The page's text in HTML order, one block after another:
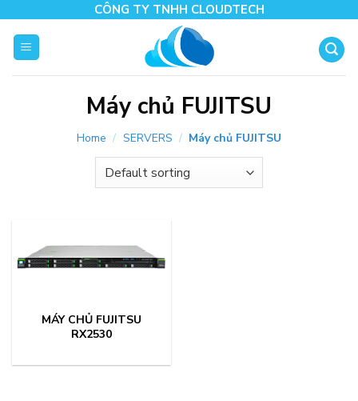
content
CÔNG TY TNHH CLOUDTECH
Máy chủ FUJITSU
Home / SERVERS / Máy chủ FUJITSU
MÁY CHỦ FUJITSU
RX2530